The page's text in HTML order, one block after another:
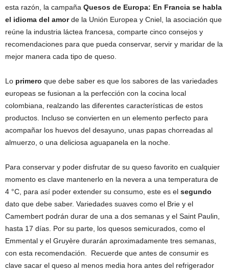
esta razón, la campaña Quesos de Europa: En Francia se habla
el idioma del amorde la Unión Europea y Cniel, la asociación que
reúne la industria láctea francesa, comparte cinco consejos y
recomendaciones para que pueda conservar, servir y maridar de la
mejor manera cada tipo de queso.
Lo primero que debe saber es que los sabores de las variedades
europeas se fusionan a la perfección con la cocina local
colombiana, realzando las diferentes características de estos
productos. Incluso se convierten en un elemento perfecto para
acompañar los huevos del desayuno, unas papas chorreadas al
almuerzo, o una deliciosa aguapanela en la noche.
Para conservar y poder disfrutar de su queso favorito en cualquier
momento es clave mantenerlo en la nevera a una temperatura de
4 °C, para así poder extender su consumo, este es el segundo
dato que debe saber. Variedades suaves como el Brie y el
Camembert podrán durar de una a dos semanas y el Saint Paulin,
hasta 17 días. Por su parte, los quesos semicurados, como el
Emmental y el Gruyère durarán aproximadamente tres semanas,
con esta recomendación. Recuerde que antes de consumir es
clave sacar el queso al menos media hora antes del refrigerador